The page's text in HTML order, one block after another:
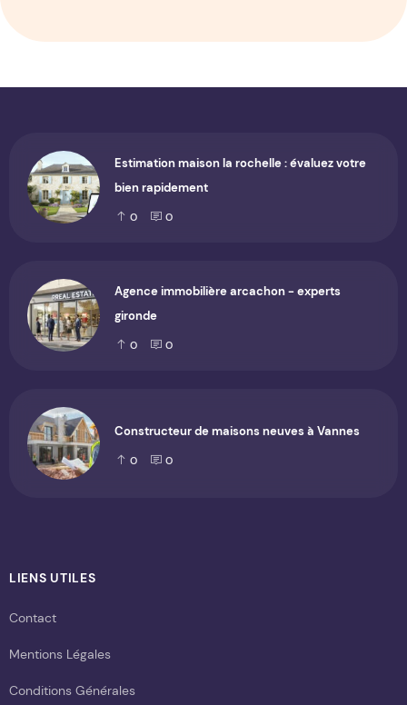
Estimation maison la rochelle : évaluez votre
bien rapidement
0 0
Agence immobilière arcachon - experts
gironde
0 0
Constructeur de maisons neuves à Vannes
0 0
LIENS UTILES
Contact
Mentions Légales
Conditions Générales